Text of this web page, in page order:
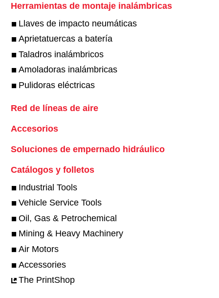
Herramientas de montaje inalámbricas
Llaves de impacto neumáticas
Aprietatuercas a batería
Taladros inalámbricos
Amoladoras inalámbricas
Pulidoras eléctricas
Red de líneas de aire
Accesorios
Soluciones de empernado hidráulico
Catálogos y folletos
Industrial Tools
Vehicle Service Tools
Oil, Gas & Petrochemical
Mining & Heavy Machinery
Air Motors
Accessories
The PrintShop